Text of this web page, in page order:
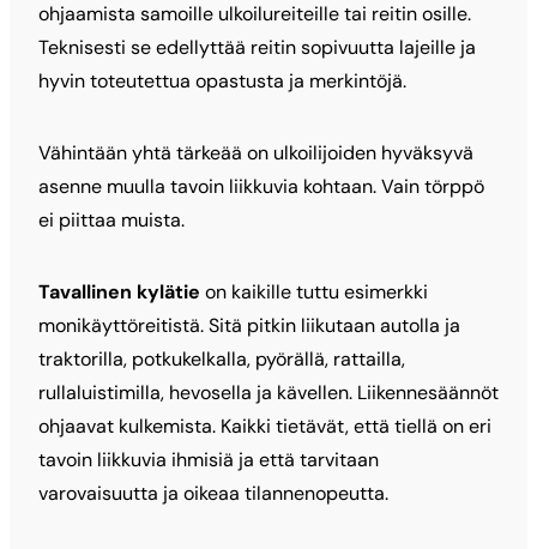
ohjaamista samoille ulkoilureiteille tai reitin osille.
Teknisesti se edellyttää reitin sopivuutta lajeille ja
hyvin toteutettua opastusta ja merkintöjä.
Vähintään yhtä tärkeää on ulkoilijoiden hyväksyvä
asenne muulla tavoin liikkuvia kohtaan. Vain törppö
ei piittaa muista.
Tavallinen kylätie on kaikille tuttu esimerkki
monikäyttöreitistä. Sitä pitkin liikutaan autolla ja
traktorilla, potkukelkalla, pyörällä, rattailla,
rullaluistimilla, hevosella ja kävellen. Liikennesäännöt
ohjaavat kulkemista. Kaikki tietävät, että tiellä on eri
tavoin liikkuvia ihmisiä ja että tarvitaan
varovaisuutta ja oikeaa tilannenopeutta.